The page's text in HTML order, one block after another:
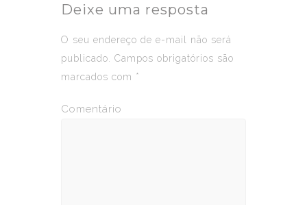
Deixe uma resposta
O seu endereço de e-mail não será
publicado.
Campos obrigatórios são
marcados com *
Comentário